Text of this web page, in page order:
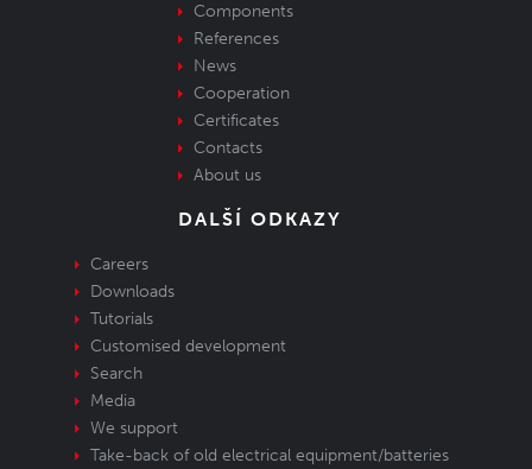
Components
References
News
Cooperation
Certificates
Contacts
About us
DALŠÍ ODKAZY
Careers
Downloads
Tutorials
Customised development
Search
Media
We support
Take-back of old electrical equipment/batteries